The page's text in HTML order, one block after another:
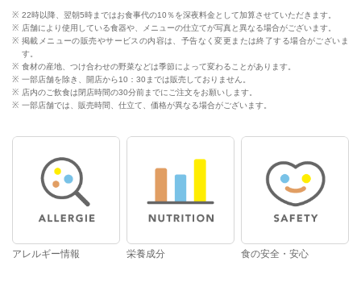
22時以降、翌朝5時まではお食事代の10％を深夜料金として加算させていただきます。
店舗により使用している食器や、メニューの仕立てが写真と異なる場合がございます。
掲載メニューの販売やサービスの内容は、予告なく変更または終了する場合がございま
す。
食材の産地、つけ合わせの野菜などは季節によって変わることがあります。
一部店舗を除き、開店から10：30までは販売しておりません。
店内のご飲食は閉店時間の30分前までにご注文をお願いします。
一部店舗では、販売時間、仕立て、価格が異なる場合がございます。
アレルギー情報 栄養成分 食の安全・安心